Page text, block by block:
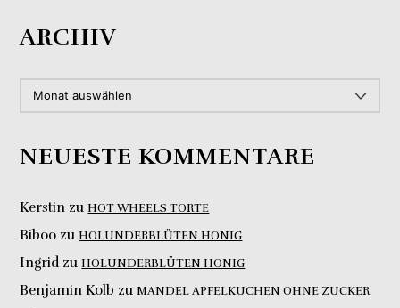
ARCHIV
NEUESTE KOMMENTARE
Kerstin zuHOT WHEELS TORTE
Biboo zuHOLUNDERBLÜTEN HONIG
Ingrid zuHOLUNDERBLÜTEN HONIG
Benjamin Kolb zu MANDEL APFELKUCHEN OHNE ZUCKER